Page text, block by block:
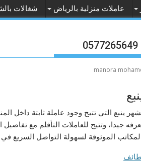
عاملات منزلية بالرياض شغالات
manora
ينبع التي تتيح وجود عاملة ثابتة داخل
جيدا، وتتيح للعاملات التأقلم مع تفاصيل
الموثوقة لسهولة التواصل السريع